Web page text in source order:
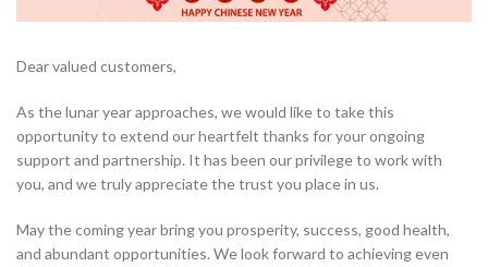
Dear valued customers,
As the lunar year approaches, we would like to take this
opportunity to extend our heartfelt thanks for your ongoing
support and partnership. It has been our privilege to work with
you, and we truly appreciate the trust you place in us.
May the coming year bring you prosperity, success, good health,
and abundant opportunities. We look forward to achieving even